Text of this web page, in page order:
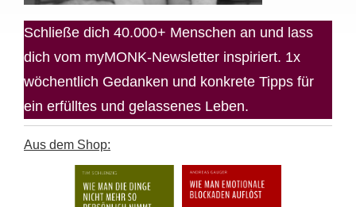
Schließe dich 40.000+ Menschen an und lass
dich vom myMONK-Newsletter inspiriert. 1x
wöchentlich Gedanken und konkrete Tipps für
ein erfülltes und gelassenes Leben.
Aus dem Shop: